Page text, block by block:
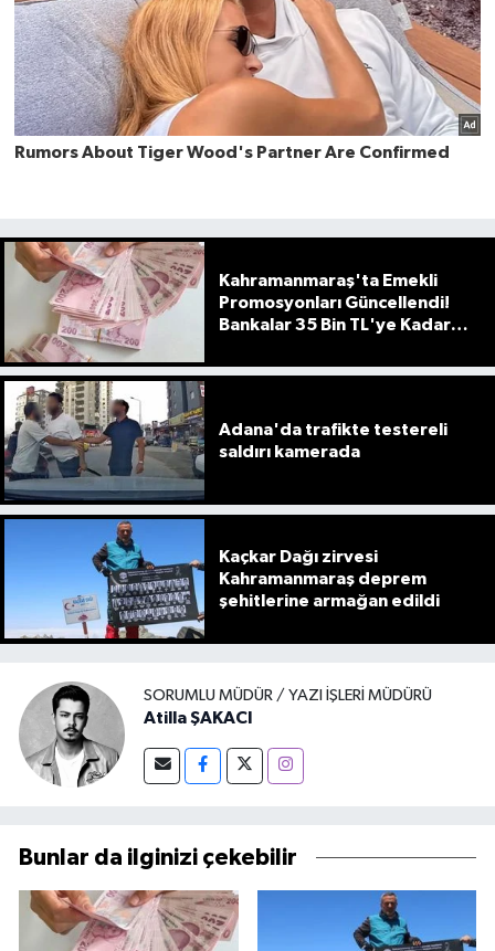
Kahramanmaraş'ta Emekli
Promosyonları Güncellendi!
Bankalar 35 Bin TL'ye Kadar
Adana'da trafikte testereli
saldırı kamerada
Kaçkar Dağı zirvesi
Kahramanmaraş deprem
şehitlerine armağan edildi
SORUMLU MÜDÜR / YAZI İŞLERI MÜDÜRÜ
Atilla ŞAKACI
Bunlar da ilginizi çekebilir